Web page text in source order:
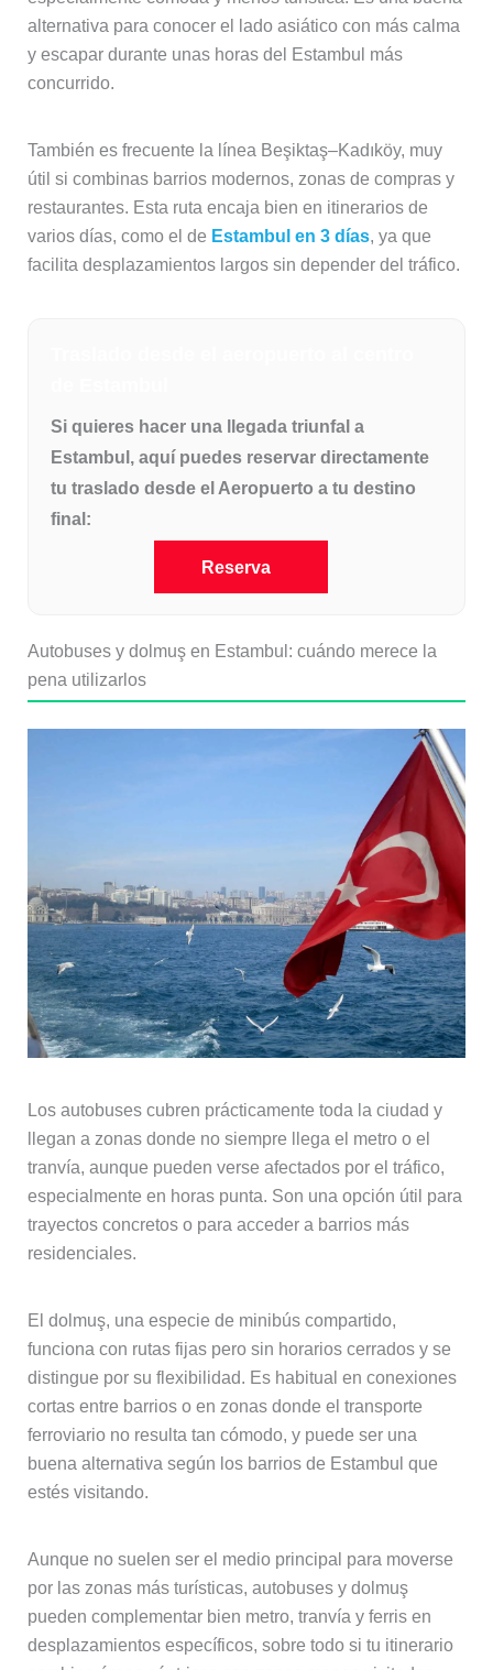
alternativa para conocer el lado asiático con más calma
y escapar durante unas horas del Estambul más
concurrido.
También es frecuente la línea Beşiktaş–Kadıköy, muy
útil si combinas barrios modernos, zonas de compras y
restaurantes. Esta ruta encaja bien en itinerarios de
varios días, como el de Estambul en 3 días, ya que
facilita desplazamientos largos sin depender del tráfico.
Si quieres hacer una llegada triunfal a
Estambul, aquí puedes reservar directamente
tu traslado desde el Aeropuerto a tu destino
final:
Reserva
Autobuses y dolmuş en Estambul: cuándo merece la
pena utilizarlos
Los autobuses cubren prácticamente toda la ciudad y
llegan a zonas donde no siempre llega el metro o el
tranvía, aunque pueden verse afectados por el tráfico,
especialmente en horas punta. Son una opción útil para
trayectos concretos o para acceder a barrios más
residenciales.
El dolmuş, una especie de minibús compartido,
funciona con rutas fijas pero sin horarios cerrados y se
distingue por su flexibilidad. Es habitual en conexiones
cortas entre barrios o en zonas donde el transporte
ferroviario no resulta tan cómodo, y puede ser una
buena alternativa según los barrios de Estambul que
estés visitando.
Aunque no suelen ser el medio principal para moverse
por las zonas más turísticas, autobuses y dolmuş
pueden complementar bien metro, tranvía y ferris en
desplazamientos específicos, sobre todo si tu itinerario